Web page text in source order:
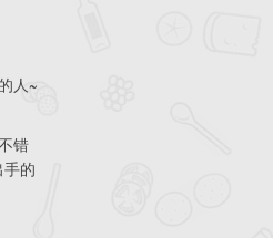
人~
错
的